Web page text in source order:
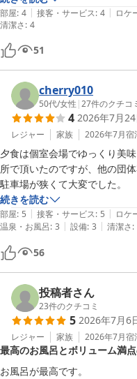
部屋: 4 | 接客・サービス: 4 | ロケ
清潔さ: 4
51
cherry010
50代/女性 |27件のクチコ
4 2026年7月24
レジャー 家族 2026年7月宿
夕食は個室会場でゆっくり美
所で頂いたのですが、他の団
駐車場が狭くて大変でした。
続きを読む
部屋: 5 | 接客・サービス: 5 | ロケ
温泉・お風呂: 3 | 設備: 3 | 清潔さ:
56
投稿者さん
23件のクチコミ
5 2026年7月6
レジャー 家族 2026年7月宿
最高のお風呂とボリューム満
お風呂が最高です。